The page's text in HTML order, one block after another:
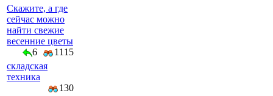
Скажите, а где
сейчас можно
найти свежие
весенние цветы
6
1115
складская
техника
130